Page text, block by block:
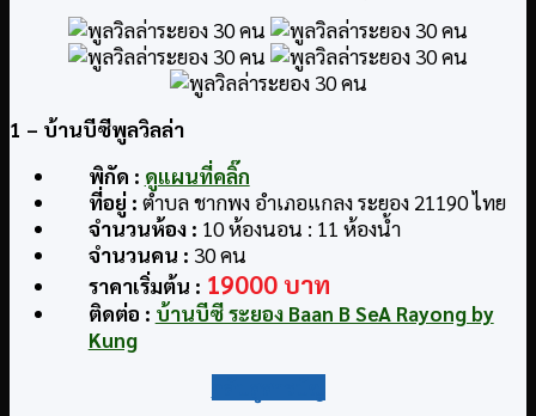
1 – บ้านบีซีพูลวิลล่า
พิกัด : ดูแผนที่คลิ๊ก
ที่อยู่ : ตำบล ชากพง อำเภอแกลง ระยอง 21190 ไทย
จำนวนห้อง : 10 ห้องนอน : 11 ห้องน้ำ
จำนวนคน : 30 คน
ราคาเริ่มต้น : 19000 บาท
ติดต่อ : บ้านบีซี ระยอง Baan B SeA Rayong by
Kung